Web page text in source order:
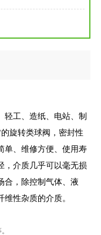
轻工、造纸、电站、制
旋转类球阀，密封性
单、维修方便、使用寿
，介质几乎可以毫无损
合，除控制气体、液
性杂质的介质。